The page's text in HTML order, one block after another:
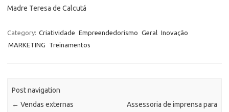
Madre Teresa de Calcutá
Category: Criatividade Empreendedorismo Geral Inovação
MARKETING
Treinamentos
Post navigation
← Vendas externas
Assessoria de imprensa para